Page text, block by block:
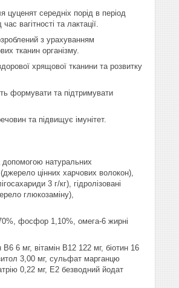
середніх порід в період
вагітності та лактації.
з урахуванням
тканин організму.
хрящової тканини та розвитку
формувати та підтримувати
та підвищує імунітет.
допомогою натуральних
цінних харчових волокон),
3 г/кг), гідролізовані
глюкозаміну),
фосфор 1,10%, омега-6 жирні
6 мг, вітамін В12 122 мг, біотин 16
3,00 мг, сульфат марганцю
0,22 мг, Е2 безводний йодат